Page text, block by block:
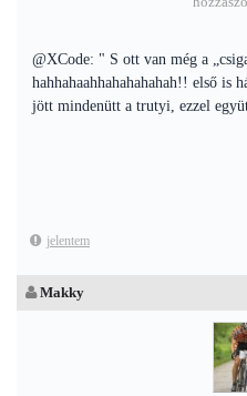
@XCode: " S ott van még a
hahhahaahhahahahahah!! első is
jött mindenütt a trutyi, ezzel
jelentem
Makky